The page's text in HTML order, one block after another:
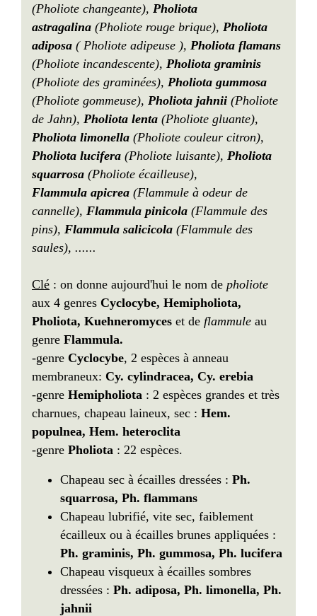
(Pholiote changeante), Pholiota
astragalina (Pholiote rouge brique), Pholiota
adiposa ( Pholiote adipeuse ), Pholiota flamans
(Pholiote incandescente), Pholiota graminis
(Pholiote des graminées), Pholiota gummosa
(Pholiote gommeuse), Pholiota jahnii (Pholiote
de Jahn), Pholiota lenta (Pholiote gluante),
Pholiota limonella (Pholiote couleur citron),
Pholiota lucifera (Pholiote luisante), Pholiota
squarrosa (Pholiote écailleuse),
Flammula apicrea (Flammule à odeur de
cannelle), Flammula pinicola (Flammule des
pins), Flammula salicicola (Flammule des
saules), ......
Clé : on donne aujourd'hui le nom de pholiote
aux 4 genres Cyclocybe, Hemipholiota,
Pholiota, Kuehneromyces et de flammule au
genre Flammula.
-genre Cyclocybe, 2 espèces à anneau
membraneux: Cy. cylindracea, Cy. erebia
-genre Hemipholiota : 2 espèces grandes et très
charnues, chapeau laineux, sec : Hem.
populnea, Hem. heteroclita
-genre Pholiota : 22 espèces.
Chapeau sec à écailles dressées : Ph.
squarrosa, Ph. flammans
Chapeau lubrifié, vite sec, faiblement
écailleux ou à écailles brunes appliquées :
Ph. graminis, Ph. gummosa, Ph. lucifera
Chapeau visqueux à écailles sombres
dressées : Ph. adiposa, Ph. limonella, Ph.
jahnii